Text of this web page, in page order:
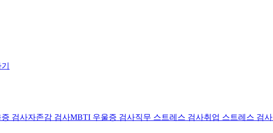
증 검사자존감 검사MBTI 우울증 검사직무 스트레스 검사취업 스트레스 검사